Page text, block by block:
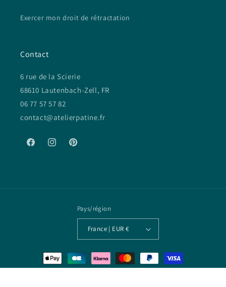
Exercer mon droit de rétractation
Contact
6 rue de la Scierie
68610 Lautenbach-Zell, FR
06 77 57 57 82
contact@atelierpatine.fr
FacebookInstagramPinterest
Pays/région
France | EUR €
Moyens
de